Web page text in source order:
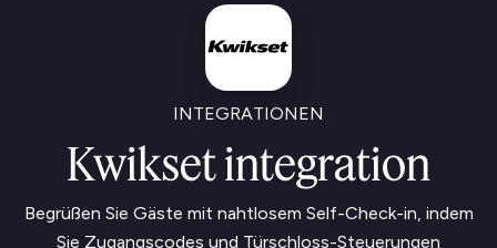
INTEGRATIONEN
Kwikset integration
Begrüßen Sie Gäste mit nahtlosem Self-Check-in, indem
Sie Zugangscodes und Türschloss-Steuerungen